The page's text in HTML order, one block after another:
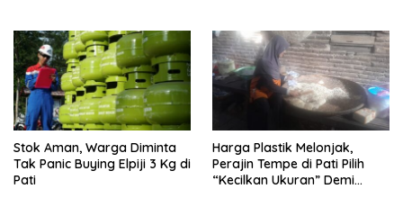
Stok Aman, Warga Diminta
Tak Panic Buying Elpiji 3 Kg di
Pati
Harga Plastik Melonjak,
Perajin Tempe di Pati Pilih
“Kecilkan Ukuran” Demi